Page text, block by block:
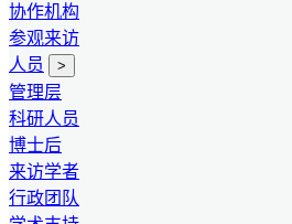
协作机构
参观来访
人员
>
管理层
科研人员
博士后
来访学者
行政团队